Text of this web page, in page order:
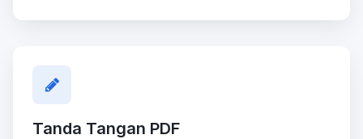
Tanda Tangan PDF